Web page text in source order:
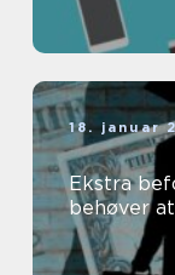
18. januar
Ekstra
behøver